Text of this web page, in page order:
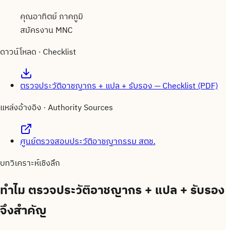
คุณอาทิตย์ ภาคภูมิ
สมัครงาน MNC
ดาวน์โหลด · Checklist
ตรวจประวัติอาชญากร + แปล + รับรอง — Checklist (PDF)
แหล่งอ้างอิง · Authority Sources
ศูนย์ตรวจสอบประวัติอาชญากรรม สตช.
บทวิเคราะห์เชิงลึก
ทำไม ตรวจประวัติอาชญากร + แปล + รับรอง
จึงสำคัญ